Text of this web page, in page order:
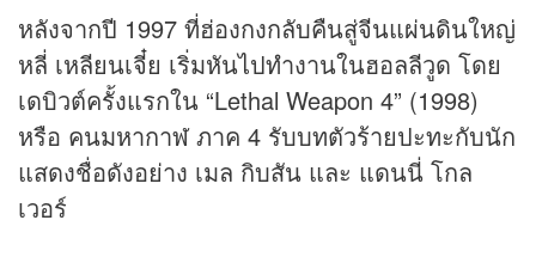
หลังจากปี 1997 ที่ฮ่องกงกลับคืนสู่จีนแผ่นดินใหญ่
หลี่ เหลียนเจี๋ย เริ่มหันไปทำงานในฮอลลีวูด โดย
เดบิวต์ครั้งแรกใน “Lethal Weapon 4” (1998)
หรือ คนมหากาฬ ภาค 4 รับบทตัวร้ายปะทะกับนัก
แสดงชื่อดังอย่าง เมล กิบสัน และ แดนนี่ โกล
เวอร์